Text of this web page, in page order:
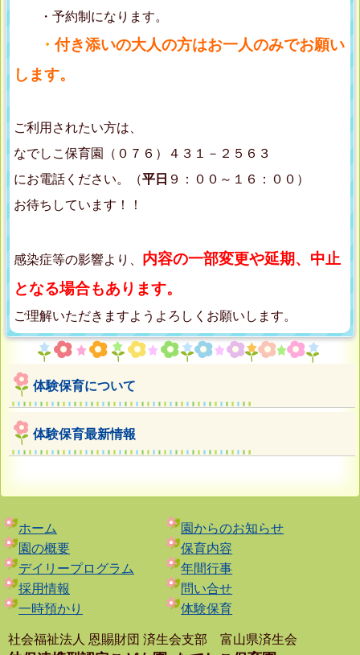
・予約制になります。
・ 付き添いの大人の方はお一人のみでお願い
します。
ご利用されたい方は、
なでしこ保育園（０７６）４３１－２５６３
にお電話ください。（平日 ９：００～１６：００）
お待ちしています！！
感染症等の影響より、 内容の一部変更や延期、中止
となる場合もあります。
ご理解いただきますようよろしくお願いします。
体験保育について
体験保育最新情報
ホーム
園からのお知らせ
園の概要
保育内容
デイリープログラム
年間行事
採用情報
問い合せ
一時預かり
体験保育
社会福祉法人 恩賜財団 済生会支部 富山県済生会